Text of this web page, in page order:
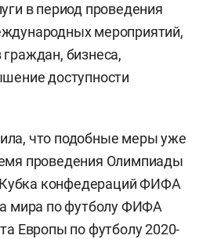
в период проведения
мероприятий,
бизнеса,
доступности
что подобные меры уже
проведения Олимпиады
Кубка конфедераций ФИФА
мира по футболу ФИФА
Европы по футболу 2020-